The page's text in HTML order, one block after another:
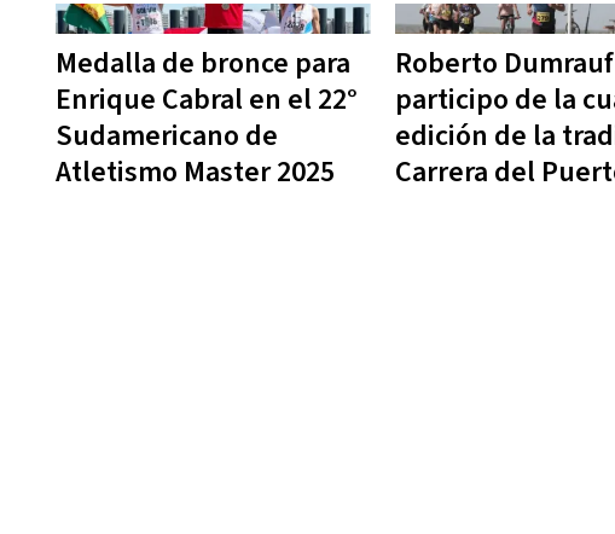
Medalla de bronce para
Enrique Cabral en el 22°
Sudamericano de
Atletismo Master 2025
Roberto Dumrauf
participo de la
edición de la
Carrera del